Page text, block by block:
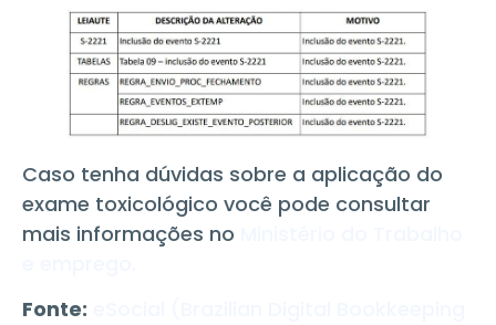
Caso tenha dúvidas sobre a aplicação do
exame toxicológico você pode consultar
mais informações no
Fonte: